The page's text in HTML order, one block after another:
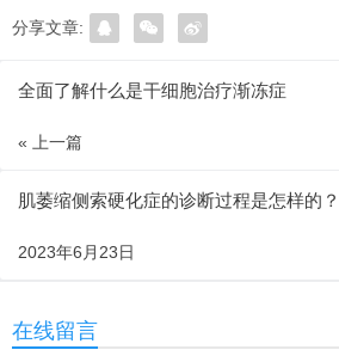
分享文章:
全面了解什么是干细胞治疗渐冻症
« 上一篇
肌萎缩侧索硬化症的诊断过程是怎样的？
2023年6月23日
在线留言